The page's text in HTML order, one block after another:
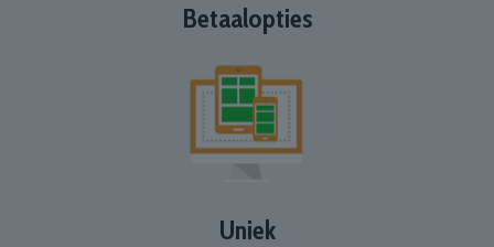
Betaalopties
Uniek